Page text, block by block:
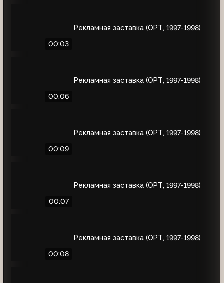
00:03
Рекламная заставка (ОРТ, 1997-1998)
00:06
Рекламная заставка (ОРТ, 1997-1998)
00:09
Рекламная заставка (ОРТ, 1997-1998)
00:07
Рекламная заставка (ОРТ, 1997-1998)
00:08
Рекламная заставка (ОРТ, 1997-1998)